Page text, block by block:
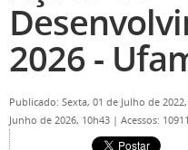
2026 -
Publicado: Sexta, 01 de Julho de
Junho de 2026, 10h43 | Acessos: 10911